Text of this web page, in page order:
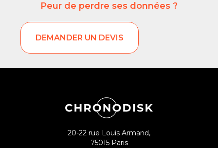
Peur de perdre ses données ?
DEMANDER UN DEVIS
20-22 rue Louis Armand,
75015 Paris